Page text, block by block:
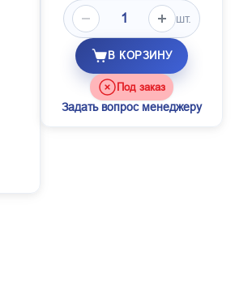
шт.
В КОРЗИНУ
Под заказ
Задать вопрос менеджеру